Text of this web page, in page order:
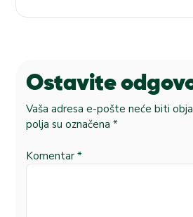
Ostavite
Vaša adresa e-pošte neće biti
polja su označena *
Komentar *